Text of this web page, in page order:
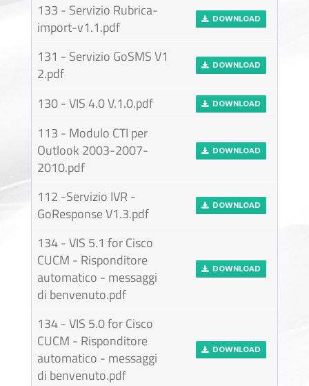
133 - Servizio Rubrica-
import-v1.1.pdf
DOWNLOAD
131 - Servizio GoSMS V1
2.pdf
DOWNLOAD
130 - VIS 4.0 V.1.0.pdf DOWNLOAD
113 - Modulo CTI per
Outlook 2003-2007-
2010.pdf
DOWNLOAD
112 -Servizio IVR -
GoResponse V1.3.pdf
DOWNLOAD
134 - VIS 5.1 for Cisco
CUCM - Risponditore
automatico - messaggi
di benvenuto.pdf
DOWNLOAD
134 - VIS 5.0 for Cisco
CUCM - Risponditore
automatico - messaggi
di benvenuto.pdf
DOWNLOAD